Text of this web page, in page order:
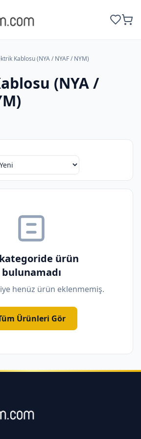
Kablosu (NYA / NYAF / NYM)
(NYA /
ürün
bulunamadı
henüz ürün eklenmemiş.
Ürünleri Gör